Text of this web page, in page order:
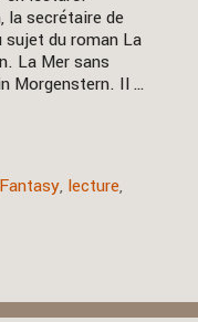
la secrétaire de
du roman La
La Mer sans
Morgenstern. Il …
Fantasy, lecture,